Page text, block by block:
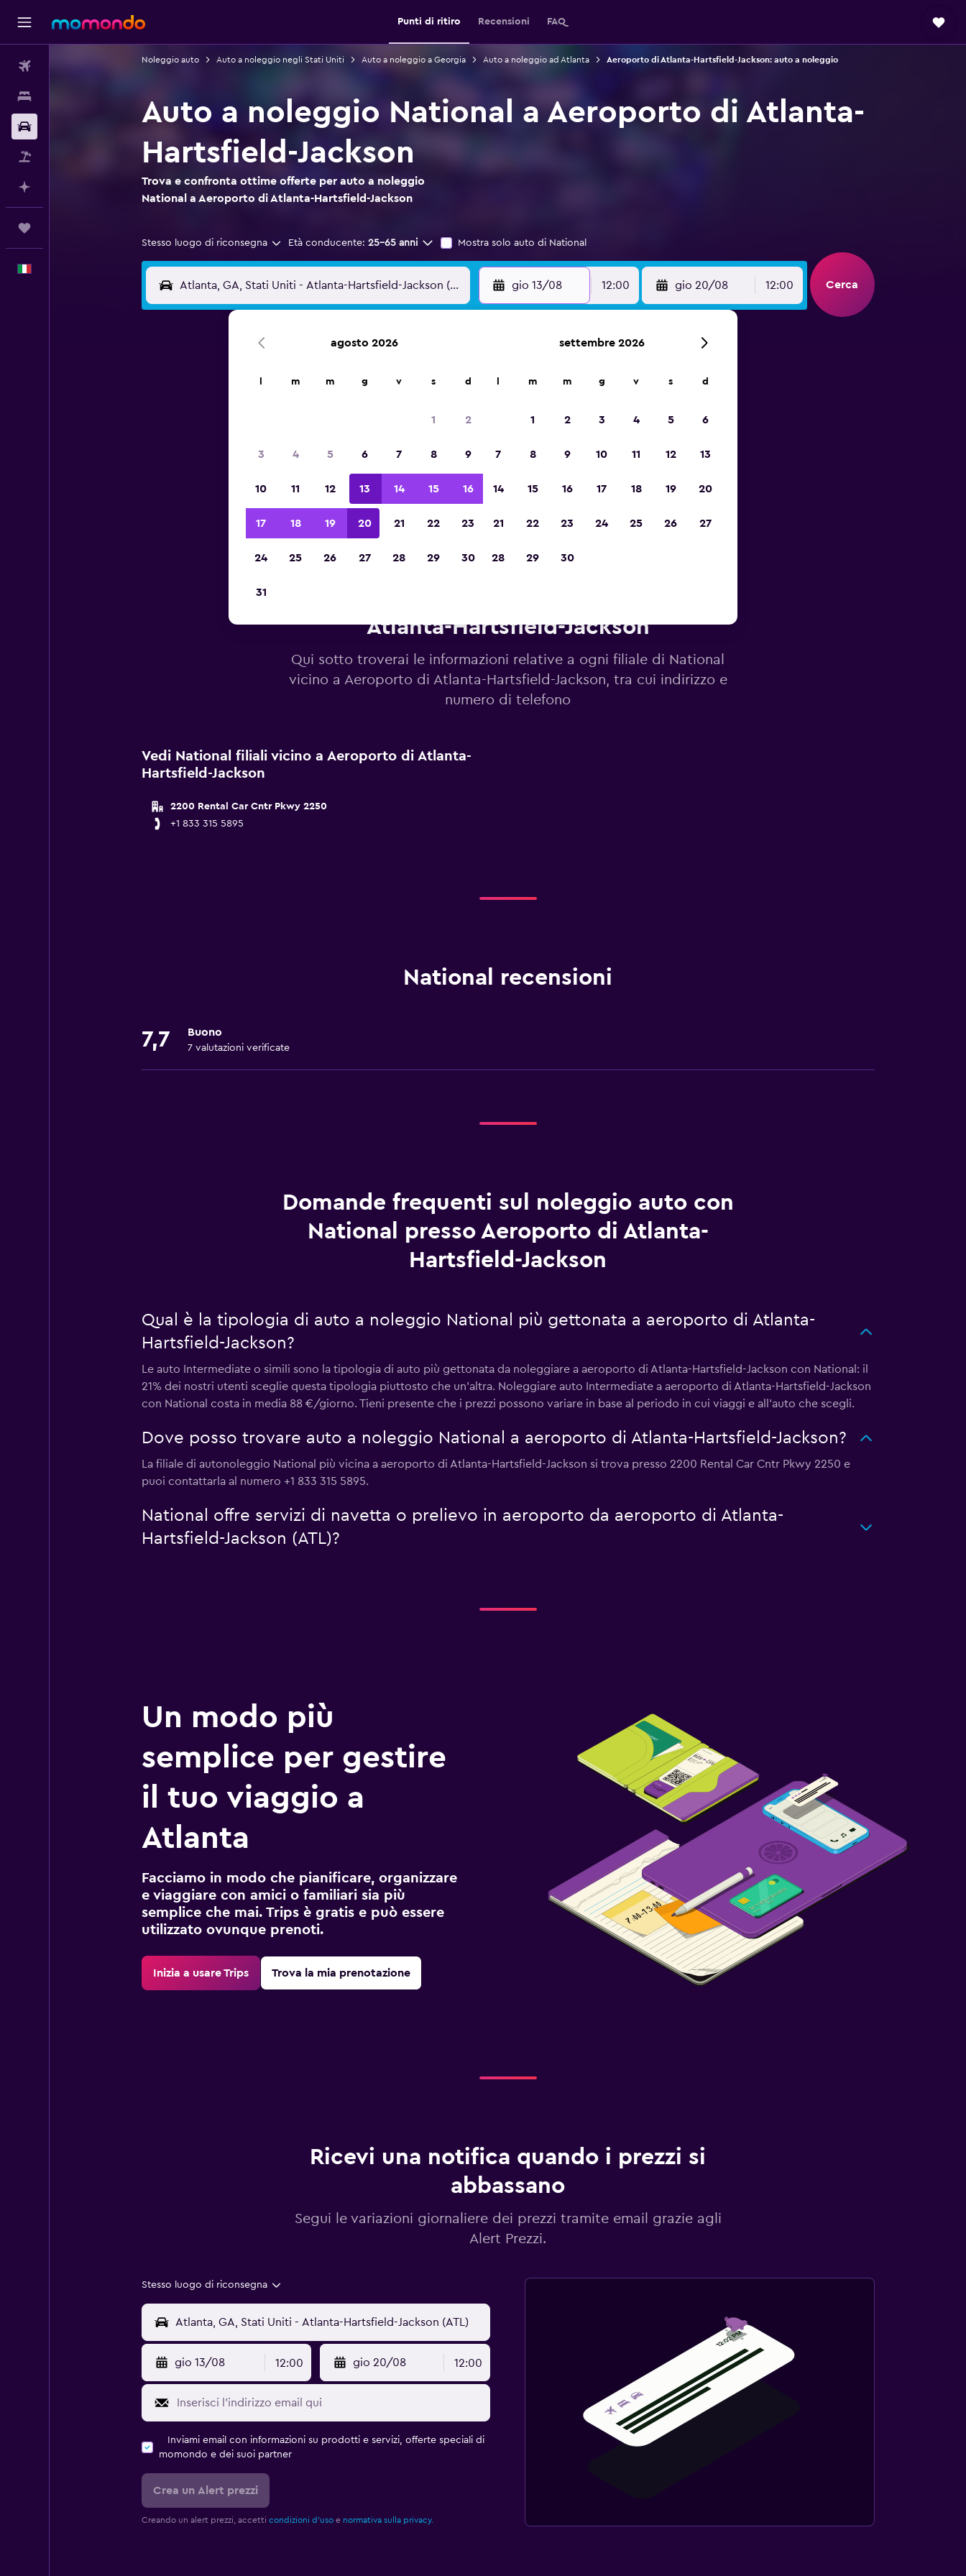
Punti di ritiro Recensioni FAQ
Noleggio auto Auto a noleggio negli Stati Uniti Auto a noleggio a Georgia Auto a noleggio ad Atlanta Aeroporto di Atlanta-Hartsfield-Jackson: auto a noleggio
Auto a noleggio National a Aeroporto di Atlanta-
Hartsfield-Jackson
Trova e confronta ottime offerte per auto a noleggio
National a Aeroporto di Atlanta-Hartsfield-Jackson
Stesso luogo di riconsegna Età conducente: 25-65 anni Mostra solo auto di National
gio 13/08 12:00 gio 20/08 12:00 Cerca
d'Europa 2023
Atlanta-Hartsfield-Jackson
Qui sotto troverai le informazioni relative a ogni filiale di National
vicino a Aeroporto di Atlanta-Hartsfield-Jackson, tra cui indirizzo e
numero di telefono
Vedi National filiali vicino a Aeroporto di Atlanta-
Hartsfield-Jackson
2200 Rental Car Cntr Pkwy 2250
+1 833 315 5895
National recensioni
7,7 Buono
7 valutazioni verificate
Domande frequenti sul noleggio auto con
National presso Aeroporto di Atlanta-
Hartsfield-Jackson
Qual è la tipologia di auto a noleggio National più gettonata a aeroporto di Atlanta-
Hartsfield-Jackson?
Le auto Intermediate o simili sono la tipologia di auto più gettonata da noleggiare a aeroporto di Atlanta-Hartsfield-Jackson con National: il
21% dei nostri utenti sceglie questa tipologia piuttosto che un'altra. Noleggiare auto Intermediate a aeroporto di Atlanta-Hartsfield-Jackson
con National costa in media 88 €/giorno. Tieni presente che i prezzi possono variare in base al periodo in cui viaggi e all'auto che scegli.
Dove posso trovare auto a noleggio National a aeroporto di Atlanta-Hartsfield-Jackson?
La filiale di autonoleggio National più vicina a aeroporto di Atlanta-Hartsfield-Jackson si trova presso 2200 Rental Car Cntr Pkwy 2250 e
puoi contattarla al numero +1 833 315 5895.
National offre servizi di navetta o prelievo in aeroporto da aeroporto di Atlanta-
Hartsfield-Jackson (ATL)?
Un modo più
semplice per gestire
il tuo viaggio a
Atlanta
Facciamo in modo che pianificare, organizzare
e viaggiare con amici o familiari sia più
semplice che mai. Trips è gratis e può essere
utilizzato ovunque prenoti.
Inizia a usare Trips Trova la mia prenotazione
Ricevi una notifica quando i prezzi si
abbassano
Segui le variazioni giornaliere dei prezzi tramite email grazie agli
Alert Prezzi.
Stesso luogo di riconsegna
gio 13/08 12:00 gio 20/08 12:00
Inviami email con informazioni su prodotti e servizi, offerte speciali di
momondo e dei suoi partner
Crea un Alert prezzi
Creando un alert prezzi, accetti condizioni d'usoe normativa sulla privacy.
agosto 2026
m m g v s d
1 2
3 4 5 6 7 8 9
10 11 12 13 14 15 16
17 18 19 20 21 22 23
24 25 26 27 28 29 30
31
settembre 2026
m m g v s d
1 2 3 4 5 6
7 8 9 10 11 12 13
14 15 16 17 18 19 20
21 22 23 24 25 26 27
28 29 30